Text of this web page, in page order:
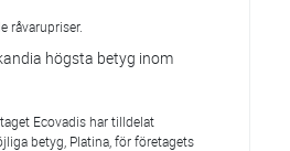
råvarupriser.
högsta betyg inom
Ecovadis har tilldelat
betyg, Platina, för företagets